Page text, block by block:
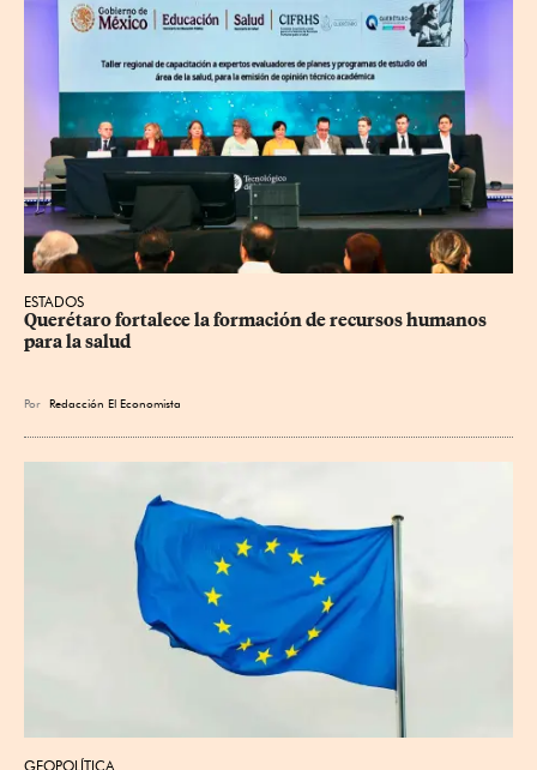
ESTADOS
Querétaro fortalece la formación de recursos humanos
para la salud
Por Redacción El Economista
GEOPOLÍTICA